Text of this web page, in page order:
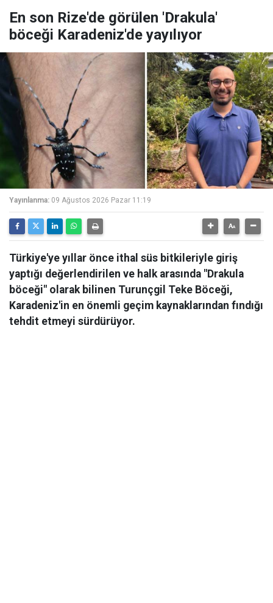
En son Rize'de görülen 'Drakula'
böceği Karadeniz'de yayılıyor
Yayınlanma: 09 Ağustos 2026 Pazar 11:19
Türkiye'ye yıllar önce ithal süs bitkileriyle giriş
yaptığı değerlendirilen ve halk arasında "Drakula
böceği" olarak bilinen Turunçgil Teke Böceği,
Karadeniz'in en önemli geçim kaynaklarından fındığı
tehdit etmeyi sürdürüyor.